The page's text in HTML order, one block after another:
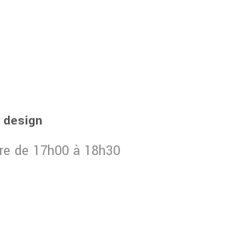
de 17h00 à 18h30